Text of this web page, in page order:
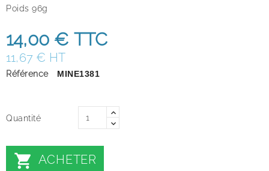
Poids 96g
14,00 € TTC
11,67 € HT
Référence MINE1381
Quantité
 ACHETER